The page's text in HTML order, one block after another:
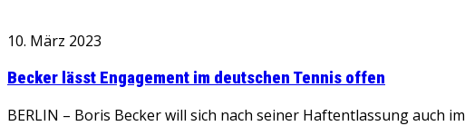
10. März 2023
Becker lässt Engagement im deutschen Tennis offen
BERLIN – Boris Becker will sich nach seiner Haftentlassung auch